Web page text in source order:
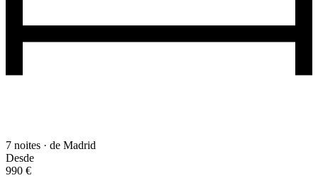
7 noites · de Madrid
Desde
990 €